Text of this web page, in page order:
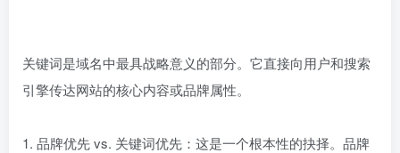
关键词是域名中最具战略意义的部分。它直接向用户和搜索
引擎传达网站的核心内容或品牌属性。
1. 品牌优先 vs. 关键词优先：这是一个根本性的抉择。品牌